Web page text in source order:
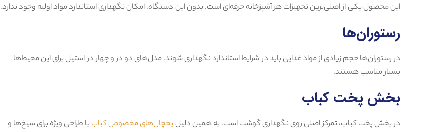
این محصول یکی از اصلی‌ترین تجهیزات هر آشپزخانه حرفه‌ای است. بدون این دستگاه، امکان نگهداری استاندارد مواد اولیه وجود ندارد.
رستوران‌ها
در رستوران‌ها حجم زیادی از مواد غذایی باید در شرایط استاندارد نگهداری شوند. مدل‌های دو در و چهار در استیل برای این محیط‌ها
بسیار مناسب هستند.
بخش پخت کباب
در بخش پخت کباب، تمرکز اصلی روی نگهداری گوشت است. به همین دلیل یخچال‌های مخصوص کباب با طراحی ویژه برای سیخ‌ها و